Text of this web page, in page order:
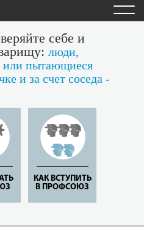
себе и
люди,
или пытающиеся
и за счет соседа -
КАК ВСТУПИТЬ
В ПРОФСОЮЗ